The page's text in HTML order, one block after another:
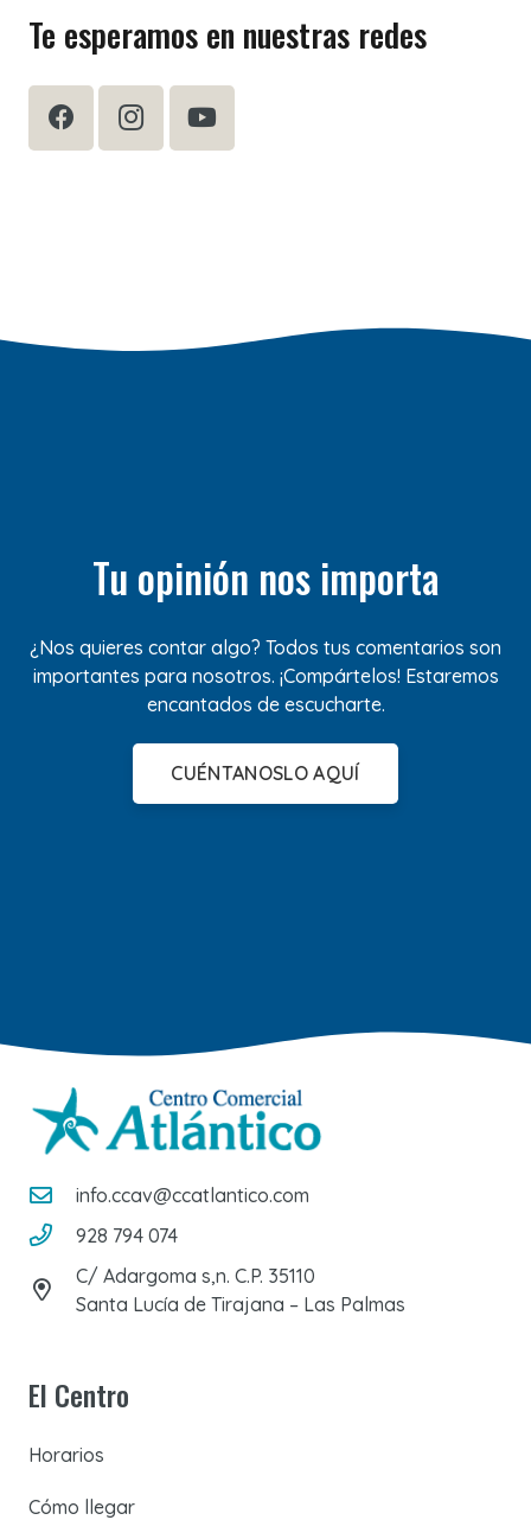
Te esperamos en nuestras redes
Tu opinión nos importa
¿Nos quieres contar algo? Todos tus comentarios son
importantes para nosotros. ¡Compártelos! Estaremos
encantados de escucharte.
CUÉNTANOSLO AQUÍ
info.ccav@ccatlantico.com
928 794 074
C/ Adargoma s,n. C.P. 35110
Santa Lucía de Tirajana – Las Palmas
El Centro
Horarios
Cómo llegar